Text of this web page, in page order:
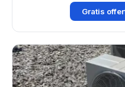
Gratis